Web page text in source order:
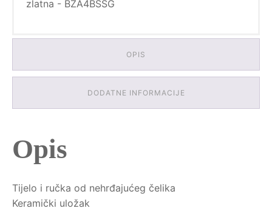
zlatna - BZA4BSSG
OPIS
DODATNE INFORMACIJE
Opis
Tijelo i ručka od nehrđajućeg čelika
Keramički uložak